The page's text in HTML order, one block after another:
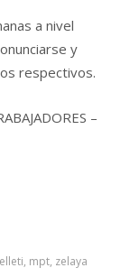
a nivel
y
respectivos.
–
, mpt, zelaya